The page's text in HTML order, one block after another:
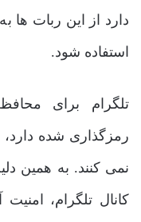
دارد از این ربات ها
استفاده شود.
تلگرام برای
رمزگذاری شده دارد،
نمی کنند. به همین
کانال تلگرام،